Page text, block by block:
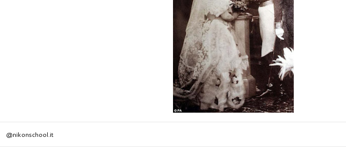
@nikonschool.it